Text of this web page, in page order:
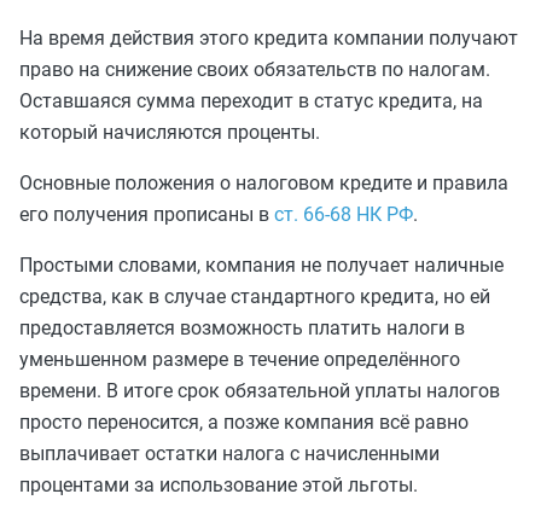
На время действия этого кредита компании получают
право на снижение своих обязательств по налогам.
Оставшаяся сумма переходит в статус кредита, на
который начисляются проценты.
Основные положения о налоговом кредите и правила
его получения прописаны в ст. 66-68 НК РФ.
Простыми словами, компания не получает наличные
средства, как в случае стандартного кредита, но ей
предоставляется возможность платить налоги в
уменьшенном размере в течение определённого
времени. В итоге срок обязательной уплаты налогов
просто переносится, а позже компания всё равно
выплачивает остатки налога с начисленными
процентами за использование этой льготы.